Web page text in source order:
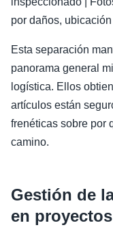
por daños,
Esta separación
panorama general
logística. Ellos
artículos están
frenéticas sobre por
camino.
Gestión de
en